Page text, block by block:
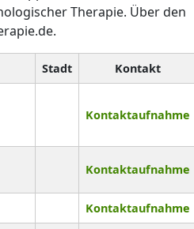
Therapie. Über den
Stadt
Kontakt
Kontaktaufnahme
Kontaktaufnahme
Kontaktaufnahme